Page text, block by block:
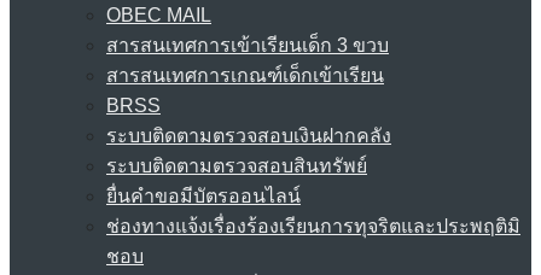
OBEC MAIL
สารสนเทศการเข้าเรียนเด็ก 3 ขวบ
สารสนเทศการเกณฑ์เด็กเข้าเรียน
BRSS
ระบบติดตามตรวจสอบเงินฝากคลัง
ระบบติดตามตรวจสอบสินทรัพย์
ยื่นคำขอมีบัตรออนไลน์
ช่องทางแจ้งเรื่องร้องเรียนการทุจริตและประพฤติมิ
ชอบ